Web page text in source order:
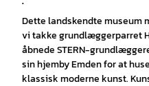
Dette landskendte museum
vi takke grundlæggerparret
åbnede STERN-
sin hjemby Emden for at
klassisk moderne kunst.